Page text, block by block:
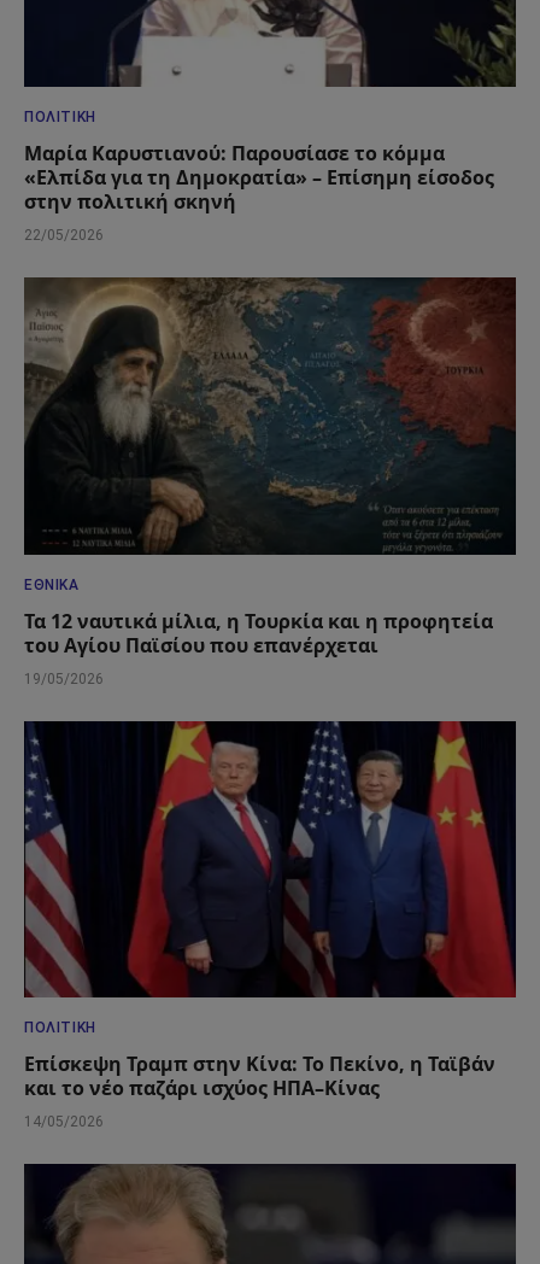
ΠΟΛΙΤΙΚΉ
Μαρία Καρυστιανού: Παρουσίασε το κόμμα
«Ελπίδα για τη Δημοκρατία» – Επίσημη είσοδος
στην πολιτική σκηνή
22/05/2026
ΕΘΝΙΚΆ
Τα 12 ναυτικά μίλια, η Τουρκία και η προφητεία
του Αγίου Παϊσίου που επανέρχεται
19/05/2026
ΠΟΛΙΤΙΚΉ
Επίσκεψη Τραμπ στην Κίνα: Το Πεκίνο, η Ταϊβάν
και το νέο παζάρι ισχύος ΗΠΑ–Κίνας
14/05/2026